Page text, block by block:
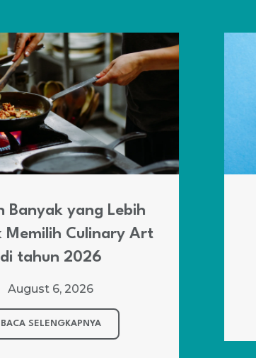
Kenapa Lebih Banyak Pilih
Housekeeping?
August 5, 2026